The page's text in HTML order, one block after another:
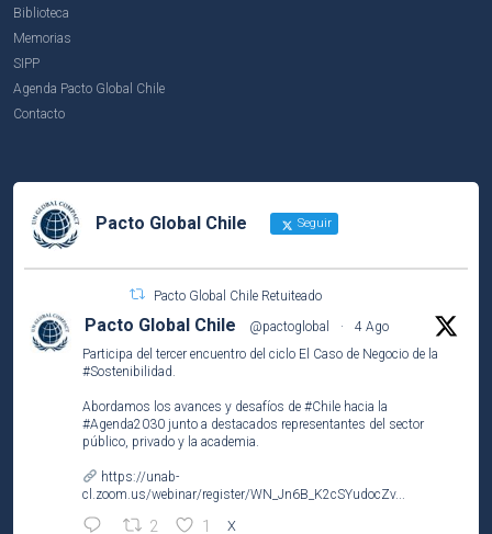
Biblioteca
Memorias
SIPP
Agenda Pacto Global Chile
Contacto
Pacto Global Chile Seguir
Pacto Global Chile Retuiteado
Pacto Global Chile @pactoglobal ·
4 Ago
Participa del tercer encuentro del ciclo El Caso de Negocio de la
#Sostenibilidad
Abordamos los avances y desafíos de #Chile hacia la
#Agenda2030 junto a destacados representantes del sector
público, privado y la academia.
https://unab-
cl.zoom.us/webinar/register/WN_Jn6B_K2cSYudocZv...
2 1 X